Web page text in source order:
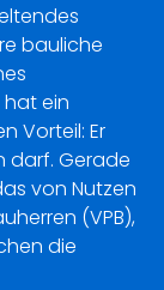
bauliche
ein
Vorteil: Er
darf. Gerade
von Nutzen
(VPB),
die